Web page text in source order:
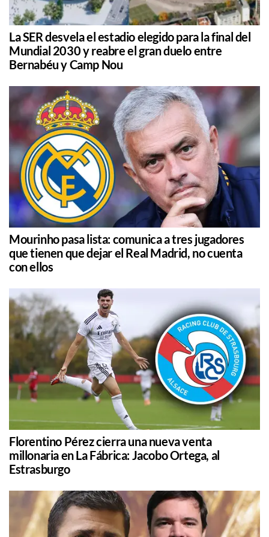
La SER desvela el estadio elegido para la final del
Mundial 2030 y reabre el gran duelo entre
Bernabéu y Camp Nou
Mourinho pasa lista: comunica a tres jugadores
que tienen que dejar el Real Madrid, no cuenta
con ellos
Florentino Pérez cierra una nueva venta
millonaria en La Fábrica: Jacobo Ortega, al
Estrasburgo